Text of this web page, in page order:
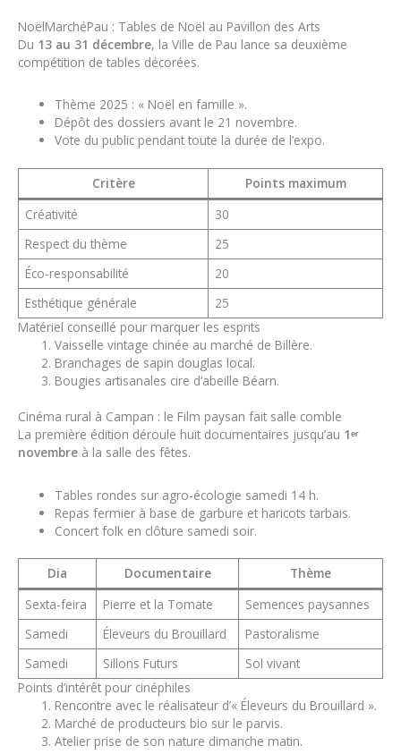
NoëlMarchéPau : Tables de Noël au Pavillon des Arts
Du 13 au 31 décembre, la Ville de Pau lance sa deuxième
compétition de tables décorées.
Thème 2025 : « Noël en famille ».
Dépôt des dossiers avant le 21 novembre.
Vote du public pendant toute la durée de l’expo.
Critère
Points maximum
Créativité
30
Respect du thème
25
Éco-responsabilité
20
Esthétique générale
25
Matériel conseillé pour marquer les esprits
Vaisselle vintage chinée au marché de Billère.
Branchages de sapin douglas local.
Bougies artisanales cire d’abeille Béarn.
Cinéma rural à Campan : le Film paysan fait salle comble
La première édition déroule huit documentaires jusqu’au 1ᵉʳ
novembre à la salle des fêtes.
Tables rondes sur agro-écologie samedi 14 h.
Repas fermier à base de garbure et haricots tarbais.
Concert folk en clôture samedi soir.
Dia Documentaire
Thème
Sexta-feira
Pierre et la Tomate
Semences paysannes
Samedi
Éleveurs du Brouillard
Pastoralisme
Samedi
Sillons Futurs
Sol vivant
Points d’intérêt pour cinéphiles
Rencontre avec le réalisateur d’« Éleveurs du Brouillard ».
Marché de producteurs bio sur le parvis.
Atelier prise de son nature dimanche matin.